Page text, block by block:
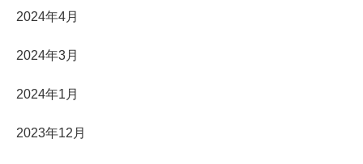
2024年4月
2024年3月
2024年1月
2023年12月